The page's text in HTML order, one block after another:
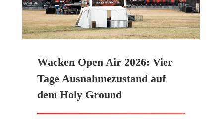
Wacken Open Air 2026: Vier
Tage Ausnahmezustand auf
dem Holy Ground